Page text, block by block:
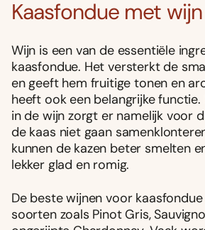
Kaasfondue met
Wijn is een van de essentiële
kaasfondue. Het versterkt de
en geeft hem fruitige tonen en
heeft ook een belangrijke
in de wijn zorgt er namelijk voor
de kaas niet gaan
kunnen de kazen beter smelten
lekker glad en romig.
De beste wijnen voor
soorten zoals Pinot Gris,